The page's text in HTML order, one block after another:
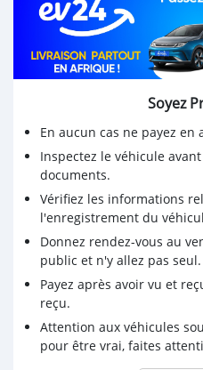
Soyez
En aucun cas ne payez en
Inspectez le véhicule
documents.
Vérifiez les informations
l'enregistrement du
Donnez rendez-vous au
public et n'y allez pas seul.
Payez après avoir vu et
reçu.
Attention aux véhicules
pour être vrai, faites